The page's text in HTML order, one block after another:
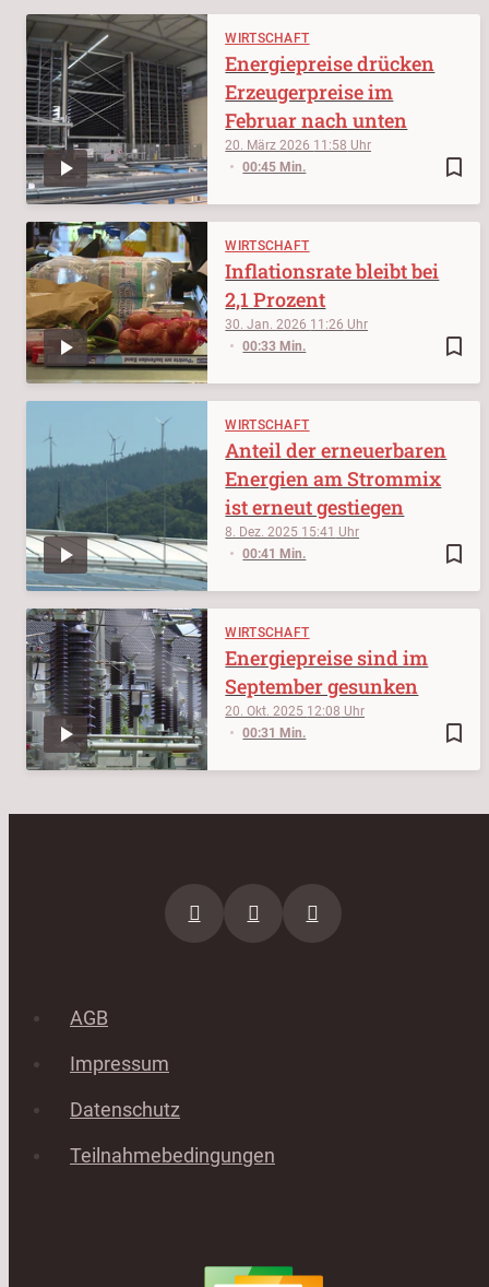
WIRTSCHAFT
bookmark_border
20. März 2026 11:58
00:45 Min.
Energiepreise drücken
Erzeugerpreise im
Februar nach unten
WIRTSCHAFT
bookmark_border
30. Jan. 2026 11:26
00:33 Min.
Inflationsrate bleibt bei
2,1 Prozent
WIRTSCHAFT
bookmark_border
8. Dez. 2025 15:41
00:41 Min.
Anteil der erneuerbaren
Energien am Strommix
ist erneut gestiegen
WIRTSCHAFT
bookmark_border
20. Okt. 2025 12:08
00:31 Min.
Energiepreise sind im
September gesunken
AGB
Impressum
Datenschutz
Teilnahmebedingungen